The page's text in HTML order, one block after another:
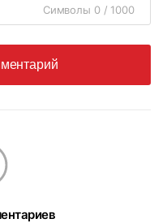
Символы 0 / 1000